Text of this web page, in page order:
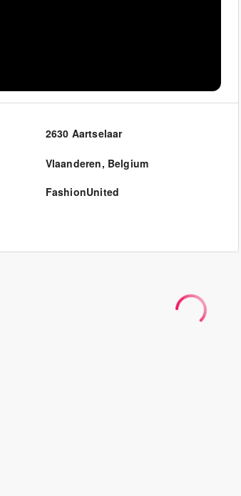
2630 Aartselaar
Vlaanderen, Belgium
FashionUnited